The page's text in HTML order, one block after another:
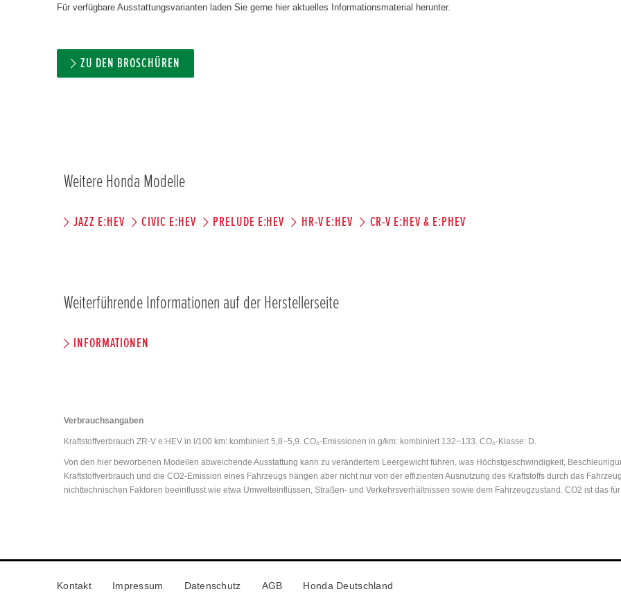
Für verfügbare Ausstattungsvarianten laden Sie gerne hier aktuelles Informationsmaterial herunter.
ZU DEN BROSCHÜREN
Weitere Honda Modelle
JAZZ E:HEV CIVIC E:HEV PRELUDE E:HEV HR-V E:HEV CR-V E:HEV & E:PHEV
Weiterführende Informationen auf der Herstellerseite
INFORMATIONEN
Verbrauchsangaben
Kraftstoffverbrauch ZR-V e:HEV in l/100 km: kombiniert 5,8−5,9. CO₂-Emissionen in g/km: kombiniert 132−133. CO₂-Klasse: D.
Von den hier beworbenen Modellen abweichende Ausstattung kann zu verändertem Leergewicht führen, was Höchstgeschwindigkeit,
Kraftstoffverbrauch und die CO2-Emission eines Fahrzeugs hängen aber nicht nur von der effizienten Ausnutzung des Kraftstoffs durch das
nichttechnischen Faktoren beeinflusst wie etwa Umwelteinflüssen, Straßen- und Verkehrsverhältnissen sowie dem Fahrzeugzustand. CO2 ist das
Kontakt Impressum Datenschutz AGB Honda Deutschland